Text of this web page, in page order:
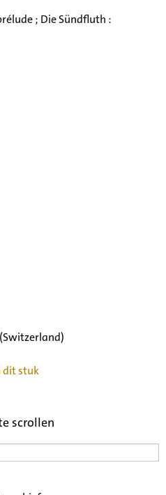
; Die Sündfluth :
dit stuk
scrollen